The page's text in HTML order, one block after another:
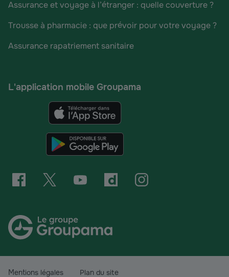
Assurance et voyage à l’étranger : quelle couverture ?
Trousse à pharmacie : que prévoir pour votre voyage ?
Assurance rapatriement sanitaire
L'application mobile Groupama
Mentions légales Plan du site